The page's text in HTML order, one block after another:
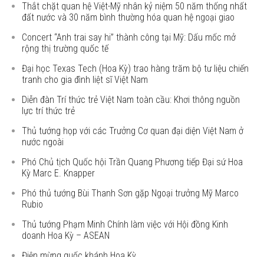
Thắt chặt quan hệ Việt-Mỹ nhân kỷ niệm 50 năm thống nhất
đất nước và 30 năm bình thường hóa quan hệ ngoại giao
Concert “Anh trai say hi” thành công tại Mỹ: Dấu mốc mở
rộng thị trường quốc tế
Đại học Texas Tech (Hoa Kỳ) trao hàng trăm bộ tư liệu chiến
tranh cho gia đình liệt sĩ Việt Nam
Diễn đàn Trí thức trẻ Việt Nam toàn cầu: Khơi thông nguồn
lực trí thức trẻ
Thủ tướng họp với các Trưởng Cơ quan đại diện Việt Nam ở
nước ngoài
Phó Chủ tịch Quốc hội Trần Quang Phương tiếp Đại sứ Hoa
Kỳ Marc E. Knapper
Phó thủ tướng Bùi Thanh Sơn gặp Ngoại trưởng Mỹ Marco
Rubio
Thủ tướng Phạm Minh Chính làm việc với Hội đồng Kinh
doanh Hoa Kỳ – ASEAN